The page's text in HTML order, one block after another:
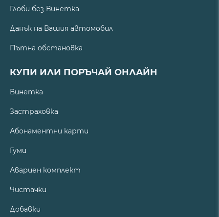
Глоби без Винетка
Данък на Вашия автомобил
Пътна обстановка
КУПИ ИЛИ ПОРЪЧАЙ ОНЛАЙН
Винетка
Застраховка
Абонаментни карти
Гуми
Авариен комплект
Чистачки
Добавки